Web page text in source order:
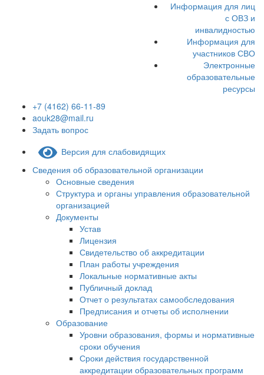
Информация для лиц
с ОВЗ и
инвалидностью
Информация для
участников СВО
Электронные
образовательные
ресурсы
+7 (4162) 66-11-89
aouk28@mail.ru
Задать вопрос
Версия для слабовидящих
Сведения об образовательной организации
Основные сведения
Структура и органы управления образовательной
организацией
Документы
Устав
Лицензия
Свидетельство об аккредитации
План работы учреждения
Локальные нормативные акты
Публичный доклад
Отчет о результатах самообследования
Предписания и отчеты об исполнении
Образование
Уровни образования, формы и нормативные
сроки обучения
Сроки действия государственной
аккредитации образовательных программ